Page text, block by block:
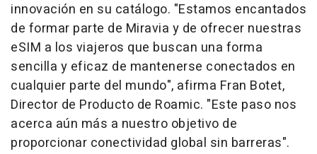
innovación en su catálogo. "Estamos encantados
de formar parte de Miravia y de ofrecer nuestras
eSIM a los viajeros que buscan una forma
sencilla y eficaz de mantenerse conectados en
cualquier parte del mundo", afirma Fran Botet,
Director de Producto de Roamic. "Este paso nos
acerca aún más a nuestro objetivo de
proporcionar conectividad global sin barreras".